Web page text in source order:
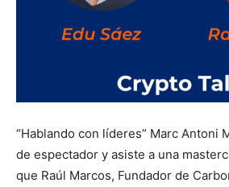
“Hablando con líderes” Marc Antoni
de espectador y asiste a una
que Raúl Marcos, Fundador de